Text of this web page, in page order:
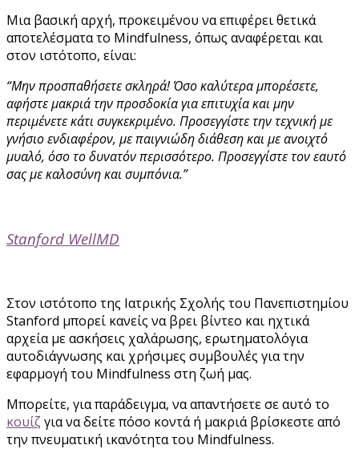
Μια βασική αρχή, προκειμένου να επιφέρει θετικά
αποτελέσματα το Mindfulness, όπως αναφέρεται και
στον ιστότοπο, είναι:
“Μην προσπαθήσετε σκληρά! Όσο καλύτερα μπορέσετε,
αφήστε μακριά την προσδοκία για επιτυχία και μην
περιμένετε κάτι συγκεκριμένο. Προσεγγίστε την τεχνική με
γνήσιο ενδιαφέρον, με παιγνιώδη διάθεση και με ανοιχτό
μυαλό, όσο το δυνατόν περισσότερο. Προσεγγίστε τον εαυτό
σας με καλοσύνη και συμπόνια.”
Stanford WellMD
Στον ιστότοπο της Ιατρικής Σχολής του Πανεπιστημίου
Stanford μπορεί κανείς να βρει βίντεο και ηχτικά
αρχεία με ασκήσεις χαλάρωσης, ερωτηματολόγια
αυτοδιάγνωσης και χρήσιμες συμβουλές για την
εφαρμογή του Mindfulness στη ζωή μας.
Μπορείτε, για παράδειγμα, να απαντήσετε σε αυτό το
κουίζ για να δείτε πόσο κοντά ή μακριά βρίσκεστε από
την πνευματική ικανότητα του Mindfulness.